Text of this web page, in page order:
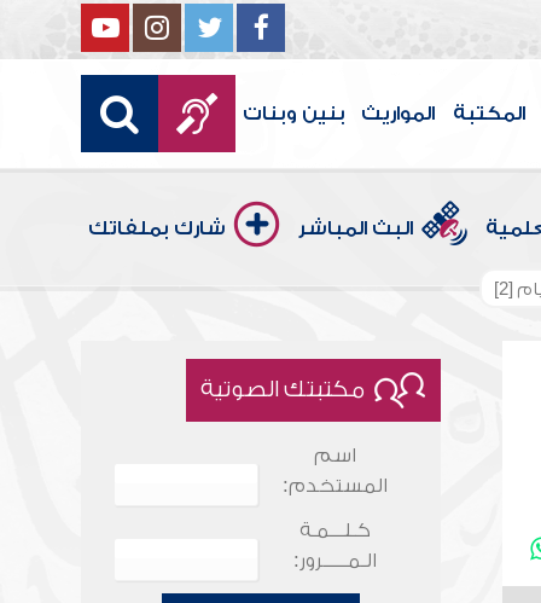
المكتبة المواريث بنين وبنات
البث المباشر شارك بملفاتك
[2]
مكتبتك الصوتية
اسم
المستخدم:
كـلـــمـة
الـمـــــرور: